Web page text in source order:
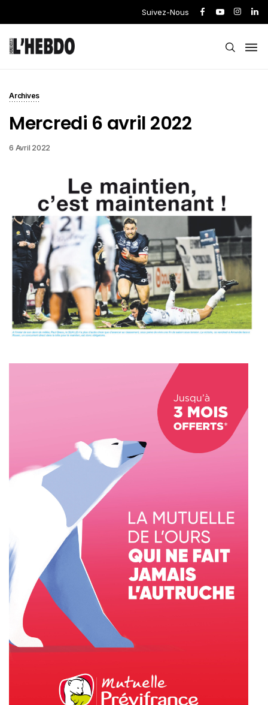
Suivez-Nous
Archives
Mercredi 6 avril 2022
6 Avril 2022